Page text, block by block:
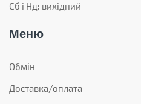
Сб і Нд: вихідний
Меню
Обмін
Доставка/оплата